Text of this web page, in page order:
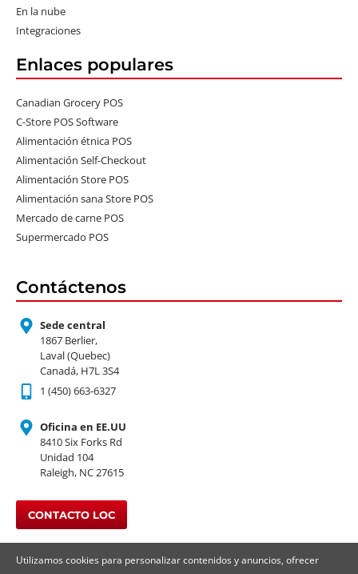
En la nube
Integraciones
Enlaces populares
Canadian Grocery POS
C-Store POS Software
Alimentación étnica POS
Alimentación Self-Checkout
Alimentación Store POS
Alimentación sana Store POS
Mercado de carne POS
Supermercado POS
Contáctenos
Sede central
1867 Berlier,
Laval (Quebec)
Canadá, H7L 3S4
1 (450) 663-6327
Oficina en EE.UU
8410 Six Forks Rd
Unidad 104
Raleigh, NC 27615
CONTACTO LOC
Utilizamos cookies para personalizar contenidos y anuncios, ofrecer